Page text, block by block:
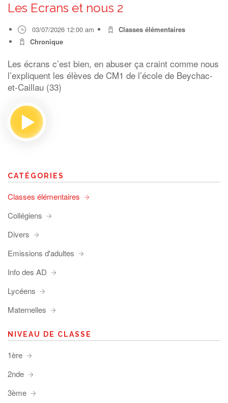
Les Ecrans et nous 2
03/07/2026 12:00 am
Classes élémentaires
Chronique
Les écrans c’est bien, en abuser ça craint comme nous
l’expliquent les élèves de CM1 de l’école de Beychac-
et-Caillau (33)
CATÉGORIES
Classes élémentaires
Collégiens
Divers
Emissions d'adultes
Info des AD
Lycéens
Maternelles
NIVEAU DE CLASSE
1ère
2nde
3ème